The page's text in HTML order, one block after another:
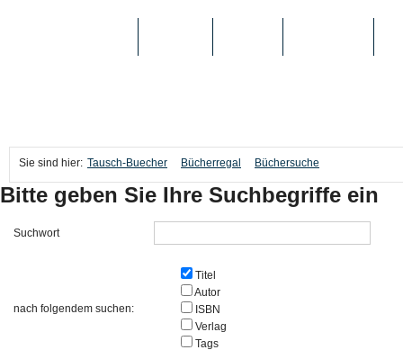
Sie sind hier: Tausch-Buecher Bücherregal Büchersuche
Bitte geben Sie Ihre Suchbegriffe ein
Suchwort
nach folgendem suchen:
Titel
Autor
ISBN
Verlag
Tags